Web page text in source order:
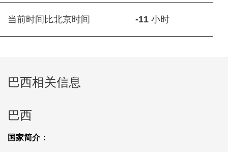
当前时间比北京时间 -11 小时
巴西相关信息
巴西
国家简介：